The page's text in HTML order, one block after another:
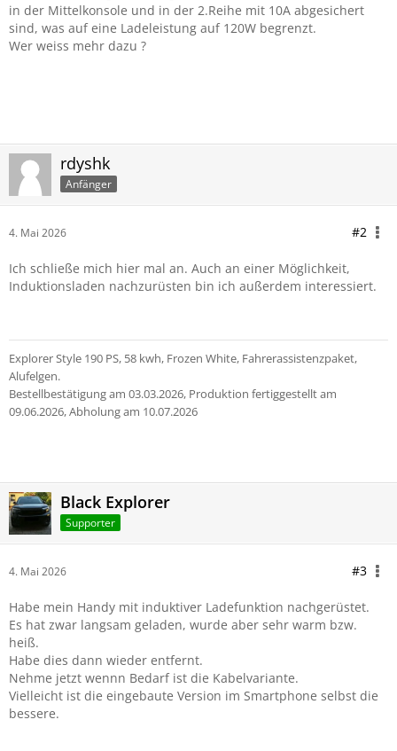
in der Mittelkonsole und in der 2.Reihe mit 10A abgesichert
sind, was auf eine Ladeleistung auf 120W begrenzt.
Wer weiss mehr dazu ?
rdyshk
Anfänger
4. Mai 2026 #2
Ich schließe mich hier mal an. Auch an einer Möglichkeit,
Induktionsladen nachzurüsten bin ich außerdem interessiert.
Explorer Style 190 PS, 58 kwh, Frozen White, Fahrerassistenzpaket,
Alufelgen.
Bestellbestätigung am 03.03.2026, Produktion fertiggestellt am
09.06.2026, Abholung am 10.07.2026
Black Explorer
Supporter
4. Mai 2026 #3
Habe mein Handy mit induktiver Ladefunktion nachgerüstet.
Es hat zwar langsam geladen, wurde aber sehr warm bzw.
heiß.
Habe dies dann wieder entfernt.
Nehme jetzt wennn Bedarf ist die Kabelvariante.
Vielleicht ist die eingebaute Version im Smartphone selbst die
bessere.